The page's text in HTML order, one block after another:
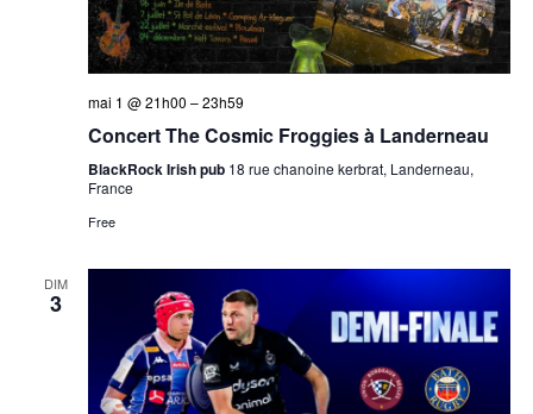
mai 1 @ 21h00 –23h59
Concert The Cosmic Froggies à Landerneau
BlackRock Irish pub 18 rue chanoine kerbrat, Landerneau,
France
Free
DIM
3